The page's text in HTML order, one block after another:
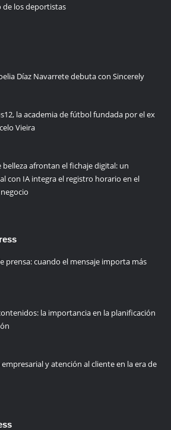
los deportistas
Díaz Navarrete debuta con Sincerely
la academia de fútbol fundada por el ex
Vieira
belleza afrontan el fichaje digital: un
con IA integra el registro horario en el
prensa: cuando el mensaje importa más
la importancia en la planificación
y atención al cliente en la era de